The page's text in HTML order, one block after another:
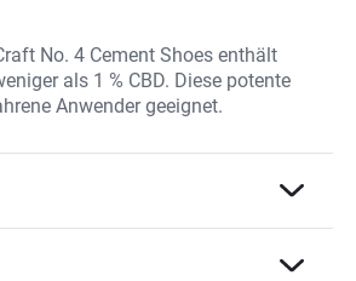
No. 4 Cement Shoes enthält
als 1 % CBD. Diese potente
Anwender geeignet.
hohe THC-Konzentration und
das für ihre cremigen